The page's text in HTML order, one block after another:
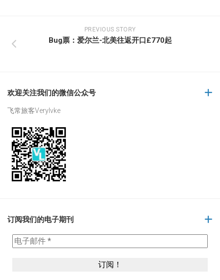
PREVIOUS STORY
Bug票：爱尔兰-北美往返开口£770起
欢迎关注我们的微信公众号
飞常旅客Verylvke
订阅我们的电子期刊